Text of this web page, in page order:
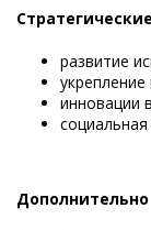
развитие
инновации
Дополнительно